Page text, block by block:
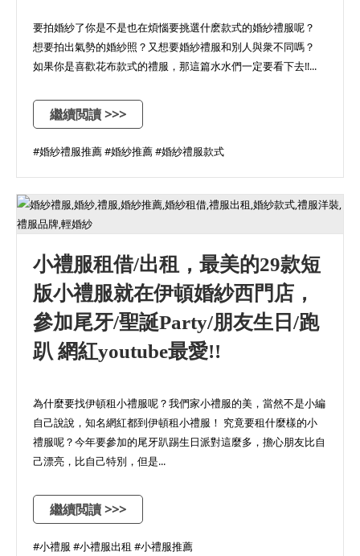
要拍婚紗了你是不是也在煩惱要挑選什麽款式的婚紗禮服呢？
想要拍出氣勢的婚紗照？又想要婚紗禮服和別人與衆不同嗎？
如果你是喜歡花布款式的禮服，那這篇水水們一定要看下去!!...
繼續閲讀 >>>
#婚紗禮服推薦 #婚紗推薦 #婚紗禮服款式
小禮服租借/出租，最美的29款短
版小禮服就在伊頓婚紗西門店，
參加尾牙/聖誕Party/朋友生日/跑
趴 網紅youtube最愛!!
為什麼要找伊頓租小禮服呢？我們家小禮服的美，當然不是小編
自己說說，知名網紅都到伊頓租小禮服！ 究竟要租什麼樣的小
禮服呢？今年要參加的尾牙趴踢生日派對這麼多，擔心朋友比自
己漂亮，比自己特別，但是...
繼續閲讀 >>>
#小禮服 #小禮服出租 #小禮服推薦